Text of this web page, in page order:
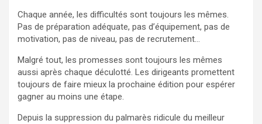
Chaque année, les difficultés sont toujours les mêmes.
Pas de préparation adéquate, pas d’équipement, pas de
motivation, pas de niveau, pas de recrutement…
Malgré tout, les promesses sont toujours les mêmes
aussi après chaque déculotté. Les dirigeants promettent
toujours de faire mieux la prochaine édition pour espérer
gagner au moins une étape.
Depuis la suppression du palmarès ridicule du meilleur